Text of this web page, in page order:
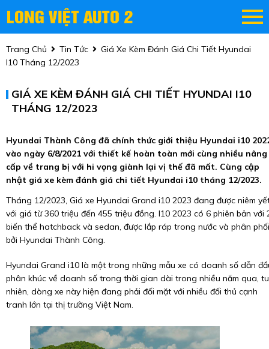
Trang Chủ Tin Tức
Giá Xe Kèm Đánh Giá Chi Tiết Hyundai
I10 Tháng 12/2023
GIÁ XE KÈM ĐÁNH GIÁ CHI TIẾT HYUNDAI I10
THÁNG 12/2023
Hyundai Thành Công đã chính thức giới thiệu Hyundai i10
vào ngày 6/8/2021 với thiết kế hoàn toàn mới cùng nhiều nâng
cấp về trang bị với hi vọng giành lại vị thế đã mất. Cùng cập
nhật giá xe kèm đánh giá chi tiết Hyundai i10 tháng 12/2023.
Tháng 12/2023, Giá xe Hyundai Grand i10 2023 đang được niêm
với giá từ 360 triệu đến 455 triệu đồng. I10 2023 có 6 phiên bản với
biến thể hatchback và sedan, được lắp ráp trong nước và phân phối
bởi Hyundai Thành Công.
Hyundai Grand i10 là một trong những mẫu xe có doanh số dẫn
phân khúc về doanh số trong thời gian dài trong nhiều năm qua,
nhiên, dòng xe này hiện đang phải đối mặt với nhiều đối thủ cạnh
tranh lớn tại thị trường Việt Nam.